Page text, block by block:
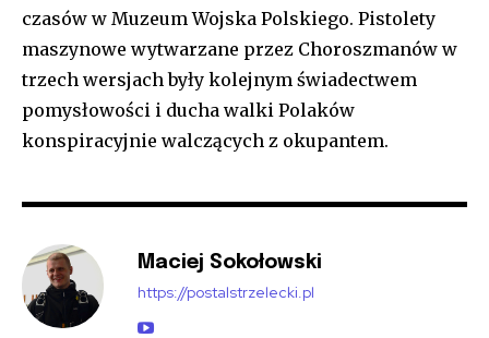
czasów w Muzeum Wojska Polskiego. Pistolety
maszynowe wytwarzane przez Choroszmanów w
trzech wersjach były kolejnym świadectwem
pomysłowości i ducha walki Polaków
konspiracyjnie walczących z okupantem.
Maciej Sokołowski
https://postalstrzelecki.pl